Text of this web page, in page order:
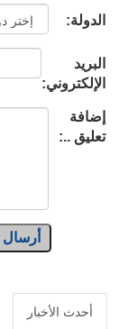
الدولة:
البريد
الإلكتروني:
إضافة
تعليق ..:
أرسال
أحدث الأخبار